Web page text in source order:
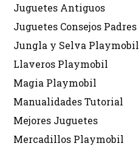
Juguetes Antiguos
Juguetes Consejos Padres
Jungla y Selva Playmobil
Llaveros Playmobil
Magia Playmobil
Manualidades Tutorial
Mejores Juguetes
Mercadillos Playmobil